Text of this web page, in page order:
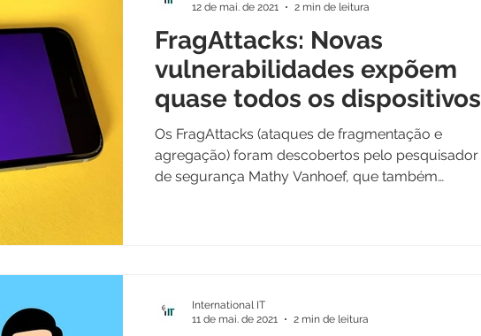
FragAttacks: Novas
vulnerabilidades expõem
quase todos os dispositivos
Wi-Fi
Os FragAttacks (ataques de fragmentação e
agregação) foram descobertos pelo pesquisador
de segurança Mathy Vanhoef, que também
12 de mai. de 2021
2 min de leitura
International IT
11 de mai. de 2021
2 min de leitura